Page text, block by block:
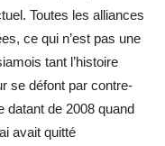
Toutes les alliances
ce qui n’est pas une
tant l’histoire
se défont par contre-
datant de 2008 quand
avait quitté